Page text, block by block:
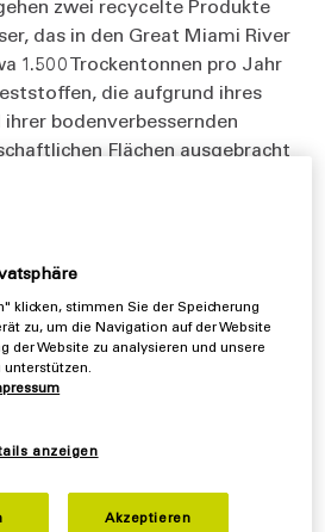
zwei recycelte Produkte
das in den Great Miami River
1.500 Trockentonnen pro Jahr
die aufgrund ihres
bodenverbessernden
Flächen ausgebracht
beträgt 26 MGD. Das
von 50 Millionen
klicken, stimmen Sie der Speicherung
zu, um die Navigation auf der Website
der Website zu analysieren und unsere
anzeigen
Akzeptieren